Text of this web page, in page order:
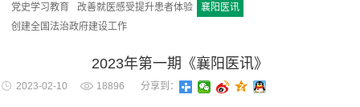
党史学习教育
改善就医感受提升患者体验
襄阳医讯
创建全国法治政府建设工作
2023年第一期《襄阳医讯》
2023-02-10 18896 分享到：